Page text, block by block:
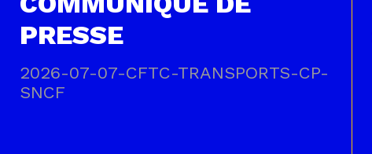
PRESSE
2026-07-07-CFTC-TRANSPORTS-CP-
SNCF